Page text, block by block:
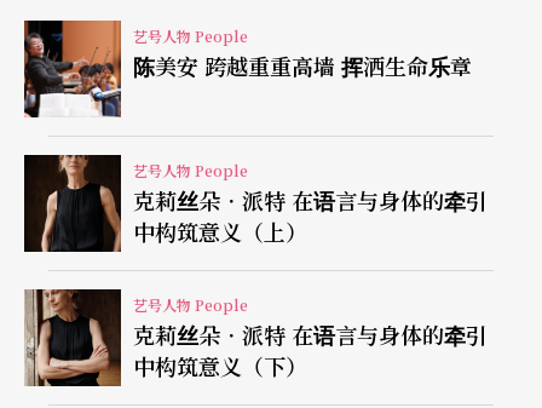
为「贝多芬阴影」的代表。您认同吗？
A：「是」，也「不是」！舒伯特的确是贝多芬的仰
慕者，他们住在同一个城市里。他曾经在街上遇到
贝多芬，但就在背后跟著，不敢与他攀谈，只敢看
著他。我们也知道，他在晚期时想要写出像贝多芬
一样的东西。不过，不能误会的是，他从未「模
仿」贝多芬，而是想谱写出像贝多芬一样「大规
模」的作品。这部C大调交响曲，就是他最接近贝多
芬规模的交响曲。其他的交响曲，甚至包括《未完
艺号人物 People
陈美安 跨越重重高墙 挥洒生命乐章
艺号人物 People
克莉丝朵．派特 在语言与身体的牵引
中构筑意义（上）
艺号人物 People
克莉丝朵．派特 在语言与身体的牵引
中构筑意义（下）